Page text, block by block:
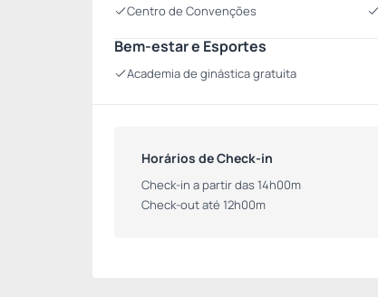
Centro de Convenções
Bem-estar e Esportes
Academia de ginástica gratuita
Horários de Check-in
Check-in a partir das 14h00m
Check-out até 12h00m